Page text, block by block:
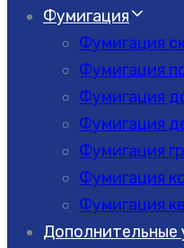
Фумигация
Фумигация
Фумигация
Фумигация
Фумигация
Фумигация
Фумигация
Фумигация
Дополнительные